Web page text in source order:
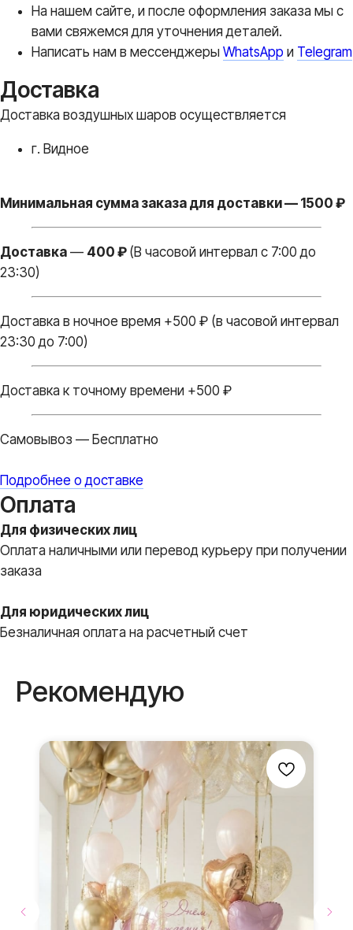
На нашем сайте, и после оформления заказа мы с
вами свяжемся для уточнения деталей.
Написать нам в месcенджеры WhatsApp и Telegram
Доставка
Доставка воздушных шаров осуществляется
г. Видное
Минимальная сумма заказа для доставки — 1500 ₽
Доставка — 400 ₽ (В часовой интервал с 7:00 до
23:30)
Доставка в ночное время +500 ₽ (в часовой интервал
23:30 до 7:00)
Доставка к точному времени +500 ₽
Самовывоз — Бесплатно
Подробнее о доставке
Оплата
Для физических лиц
Оплата наличными или перевод курьеру при получении
заказа
Для юридических лиц
Безналичная оплата на расчетный счет
Рекомендую
В ПОДАРОК
Вы всегда
Доставка
по г. Видное, г. Домодедово и
г.Москва.
Доставка до места
мероприятия
Мы дополняем каждую
композицию маленькими
элементами в подарок
Бантики и атласные
ленты